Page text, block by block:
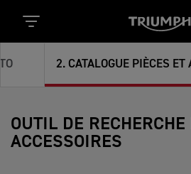
2. CATALOGUE PIÈCES ET
OUTIL DE
ACCESSOIRES